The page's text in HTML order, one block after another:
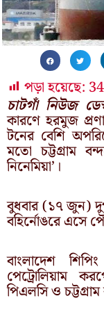
পড়া হয়েছে:
চাটগাঁ নিউজ
কারণে হরমুজ
টনের বেশি
মতো চট্টগ্রাম
নিনেমিয়া’।
বুধবার (১৭ জুন)
বহির্নোঙরে এসে
বাংলাদেশ
পেট্রোলিয়াম
পিএলসি ও